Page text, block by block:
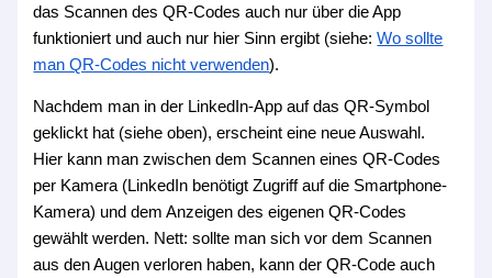
das Scannen des QR-Codes auch nur über die App
funktioniert und auch nur hier Sinn ergibt (siehe:Wo sollte
man QR-Codes nicht verwenden).
Nachdem man in der LinkedIn-App auf das QR-Symbol
geklickt hat (siehe oben), erscheint eine neue Auswahl.
Hier kann man zwischen dem Scannen eines QR-Codes
per Kamera (LinkedIn benötigt Zugriff auf die Smartphone-
Kamera) und dem Anzeigen des eigenen QR-Codes
gewählt werden. Nett: sollte man sich vor dem Scannen
aus den Augen verloren haben, kann der QR-Code auch